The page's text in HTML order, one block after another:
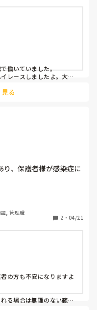
働いていました。
レースしましたよ。大盛
増えて盛り上がると思い
でいらっしゃいました
まず寄り道したままの子
のお子様の発達段階を楽
た。
る
り、保護者様が感染症に
だくこともあります。
し、一般的な風邪を引
しまうのもかわいそうだ
せんか？😭
, 管理職
2 ・ 04/21
の方も不安になりますよ
る場合は無理のない範囲